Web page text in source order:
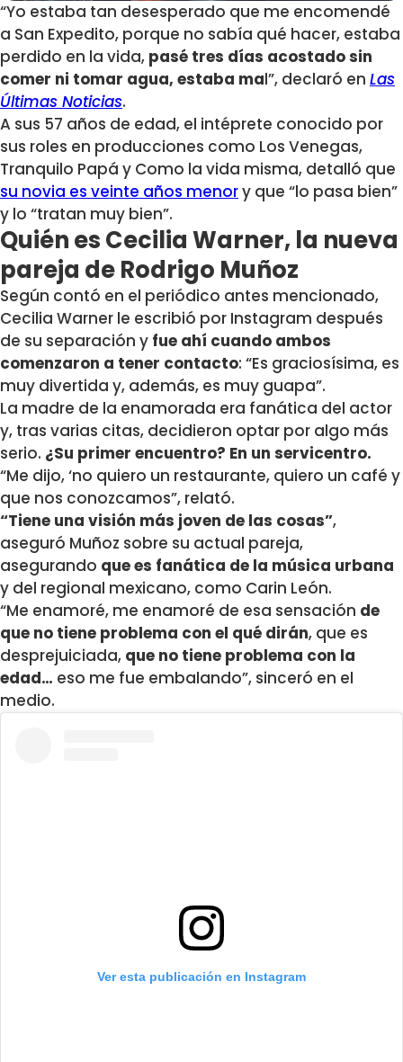
“Yo estaba tan desesperado que me encomendé
a San Expedito, porque no sabía qué hacer, estaba
perdido en la vida, pasé tres días acostado sin
comer ni tomar agua, estaba mal”, declaró en Las
Últimas Noticias.
A sus 57 años de edad, el intéprete conocido por
sus roles en producciones como Los Venegas,
Tranquilo Papá y Como la vida misma, detalló que
su novia es veinte años menory que “lo pasa bien”
y lo “tratan muy bien”.
Quién es Cecilia Warner, la nueva
pareja de Rodrigo Muñoz
Según contó en el periódico antes mencionado,
Cecilia Warner le escribió por Instagram después
de su separación y fue ahí cuando ambos
comenzaron a tener contacto: “Es graciosísima, es
muy divertida y, además, es muy guapa”.
La madre de la enamorada era fanática del actor
y, tras varias citas, decidieron optar por algo más
serio. ¿Su primer encuentro? En un servicentro.
“Me dijo, ‘no quiero un restaurante, quiero un café y
que nos conozcamos”, relató.
“Tiene una visión más joven de las cosas”,
aseguró Muñoz sobre su actual pareja,
asegurando que es fanática de la música urbana
y del regional mexicano, como Carin León.
“Me enamoré, me enamoré de esa sensación de
que no tiene problema con el qué dirán, que es
desprejuiciada, que no tiene problema con la
edad… eso me fue embalando”, sinceró en el
medio.
Ver esta publicación en Instagram